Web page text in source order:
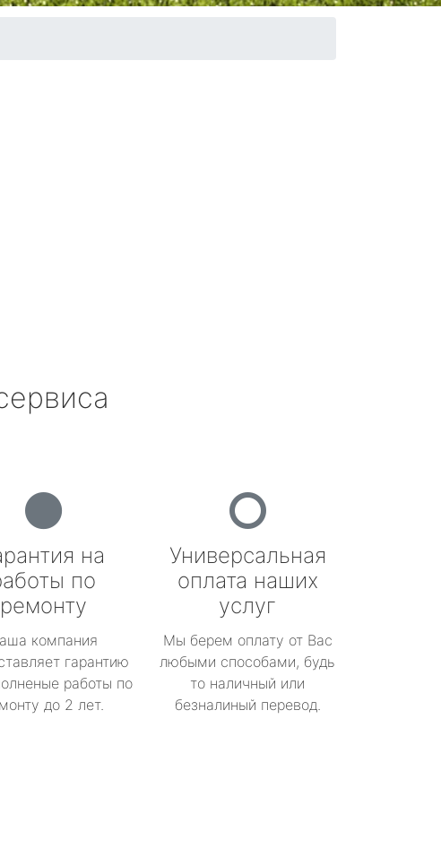
на
по
ремонту
компания
гарантию
работы по
до 2 лет.
Универсальная
оплата наших
услуг
Мы берем оплату от Вас
любыми способами, будь
то наличный или
безналиный перевод.